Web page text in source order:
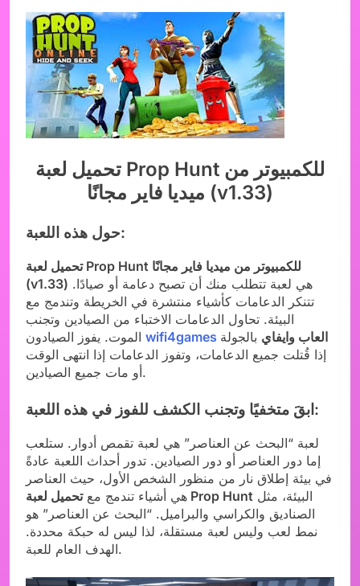
تحميل لعبة Prop Hunt للكمبيوتر من
ميديا فاير مجانًا (v1.33)
حول هذه اللعبة:
تحميل لعبة Prop Hunt للكمبيوتر من ميديا فاير مجانًا
(v1.33)
تتنكر الدعامات كأشياء منتشرة في الخريطة وتندمج مع
البيئة. تحاول الدعامات الاختباء من الصيادين وتجنب
wifi4games العاب وايفاي بالجولة
إذا قُتلت جميع الدعامات، وتفوز الدعامات إذا انتهى الوقت
أو مات جميع الصيادين.
ابقَ متخفيًا وتجنب الكشف للفوز في هذه اللعبة:
لعبة “البحث عن العناصر” هي لعبة تقمص أدوار. ستلعب
إما دور العناصر أو دور الصيادين. تدور أحداث اللعبة عادةً
في بيئة إطلاق نار من منظور الشخص الأول، حيث العناصر
هي أشياء تندمج مع تحميل لعبة Prop Hunt
الصناديق والكراسي والبراميل. “البحث عن العناصر” هو
نمط لعب وليس لعبة مستقلة، لذا ليس له حبكة محددة.
الهدف العام للعبة.